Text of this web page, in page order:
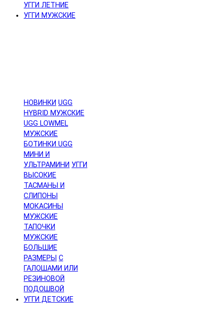
УГГИ ЛЕТНИЕ
УГГИ МУЖСКИЕ
НОВИНКИ UGG
HYBRID МУЖСКИЕ
UGG LOWMEL
МУЖСКИЕ
БОТИНКИ UGG
МИНИ И
УЛЬТРАМИНИ УГГИ
ВЫСОКИЕ
ТАСМАНЫ И
СЛИПОНЫ
МОКАСИНЫ
МУЖСКИЕ
ТАПОЧКИ
МУЖСКИЕ
БОЛЬШИЕ
РАЗМЕРЫ С
ГАЛОШАМИ ИЛИ
РЕЗИНОВОЙ
ПОДОШВОЙ
УГГИ ДЕТСКИЕ